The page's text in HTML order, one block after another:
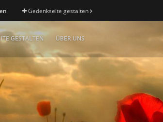
Gedenkseite gestalten
GESTALTEN ÜBER UNS